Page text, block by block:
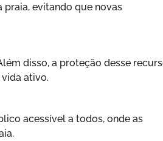
praia, evitando que novas
disso, a proteção desse
ativo.
acessível a todos, onde as